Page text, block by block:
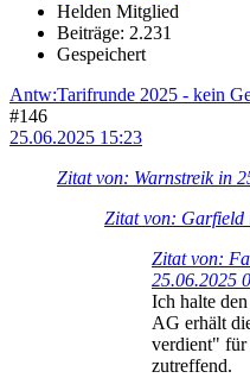
Helden Mitglied
Beiträge: 2.231
Gespeichert
Antw:Tarifrunde 2025 - kein
#146
25.06.2025 15:23
Zitat von: Warnstreik in
Zitat von: Garfield
Zitat von:
25.06.2025
Ich halte
AG erhält
verdient" für
zutreffend.